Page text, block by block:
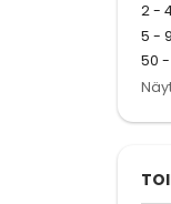
2 -
5 -
50